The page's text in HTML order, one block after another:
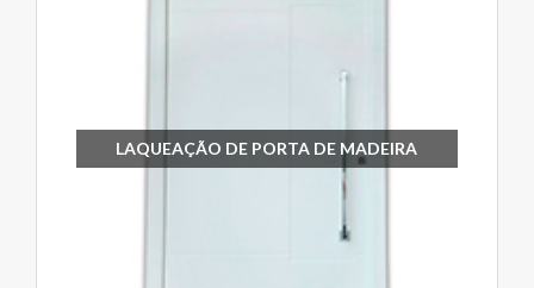
LAQUEAÇÃO DE PORTA DE MADEIRA